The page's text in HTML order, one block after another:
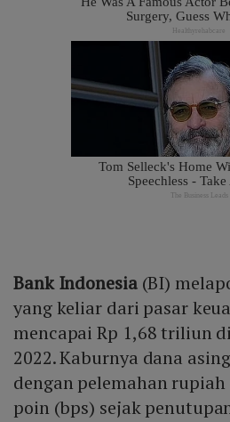
Bank Indonesia(BI)
yang keliar dari pasar
mencapai Rp 1,68 triliun
2022. Kaburnya dana
dengan pelemahan rupiah
poin (bps) sejak